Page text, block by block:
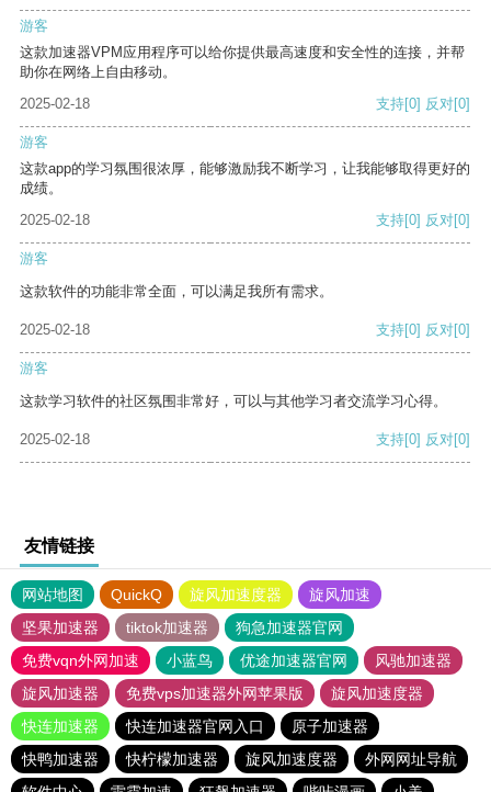
游客
这款加速器VPM应用程序可以给你提供最高速度和安全性的连接，并帮
助你在网络上自由移动。
2025-02-18
支持[0] 反对[0]
游客
这款app的学习氛围很浓厚，能够激励我不断学习，让我能够取得更好的
成绩。
2025-02-18
支持[0] 反对[0]
游客
这款软件的功能非常全面，可以满足我所有需求。
2025-02-18 支持[0] 反对[0]
游客
这款学习软件的社区氛围非常好，可以与其他学习者交流学习心得。
2025-02-18 支持[0] 反对[0]
友情链接
网站地图 QuickQ 旋风加速度器
旋风加速
坚果加速器
tiktok加速器
狗急加速器官网
免费vqn外网加速
小蓝鸟 优途加速器官网
风驰加速器
旋风加速器
免费vps加速器外网苹果版
旋风加速度器
快连加速器
快连加速器官网入口
原子加速器
快鸭加速器
快柠檬加速器 旋风加速度器
外网网址导航